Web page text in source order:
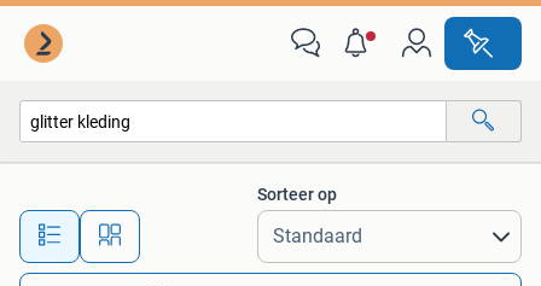
Alle afstanden…
Sorteer op